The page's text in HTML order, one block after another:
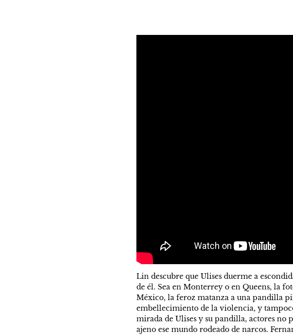
Lin descubre que Ulises duerme a
de él. Sea en Monterrey o en Queens, la
México, la feroz matanza a una pandilla
embellecimiento de la violencia, y
mirada de Ulises y su pandilla, actores no
ajeno ese mundo rodeado de narcos.